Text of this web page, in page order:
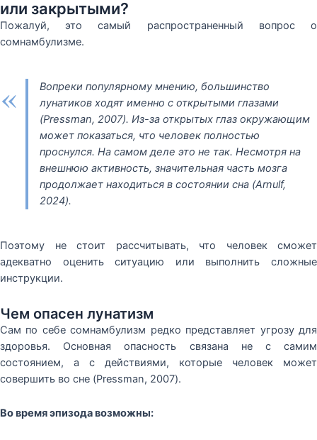
или закрытыми?
Пожалуй, это самый распространенный вопрос о
сомнамбулизме.
«
Вопреки популярному мнению, большинство
лунатиков ходят именно с открытыми глазами
(Pressman, 2007). Из-за открытых глаз окружающим
может показаться, что человек полностью
проснулся. На самом деле это не так. Несмотря на
внешнюю активность, значительная часть мозга
продолжает находиться в состоянии сна (Arnulf,
2024).
Поэтому не стоит рассчитывать, что человек сможет
адекватно оценить ситуацию или выполнить сложные
инструкции.
Чем опасен лунатизм
Сам по себе сомнамбулизм редко представляет угрозу для
здоровья. Основная опасность связана не с самим
состоянием, а с действиями, которые человек может
совершить во сне (Pressman, 2007).
Во время эпизода возможны: